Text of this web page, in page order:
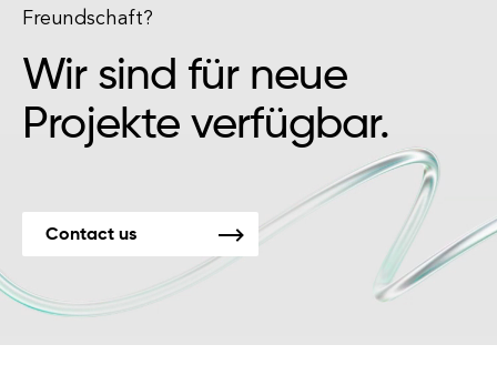
Freundschaft?
Wir sind für neue
Projekte verfügbar.
Contact us